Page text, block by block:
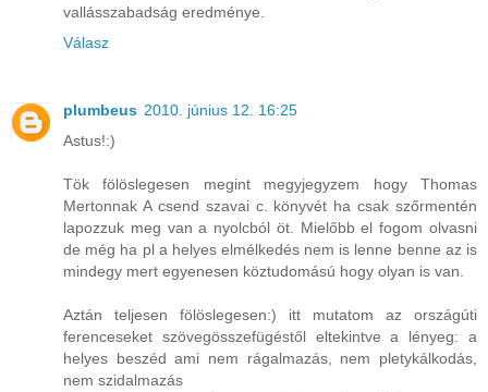
vallásszabadság eredménye.
Válasz
plumbeus 2010. június 12. 16:25
Astus!:)
Tök fölöslegesen megint megyjegyzem hogy Thomas
Mertonnak A csend szavai c. könyvét ha csak szőrmentén
lapozzuk meg van a nyolcból öt. Mielőbb el fogom olvasni
de még ha pl a helyes elmélkedés nem is lenne benne az is
mindegy mert egyenesen köztudomású hogy olyan is van.
Aztán teljesen fölöslegesen:) itt mutatom az országúti
ferenceseket szövegösszefügéstől eltekintve a lényeg: a
helyes beszéd ami nem rágalmazás, nem pletykálkodás,
nem szidalmazás